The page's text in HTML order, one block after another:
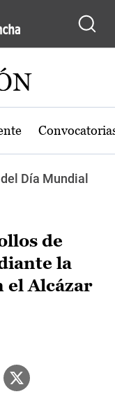
Día Mundial
de
la
el Alcázar